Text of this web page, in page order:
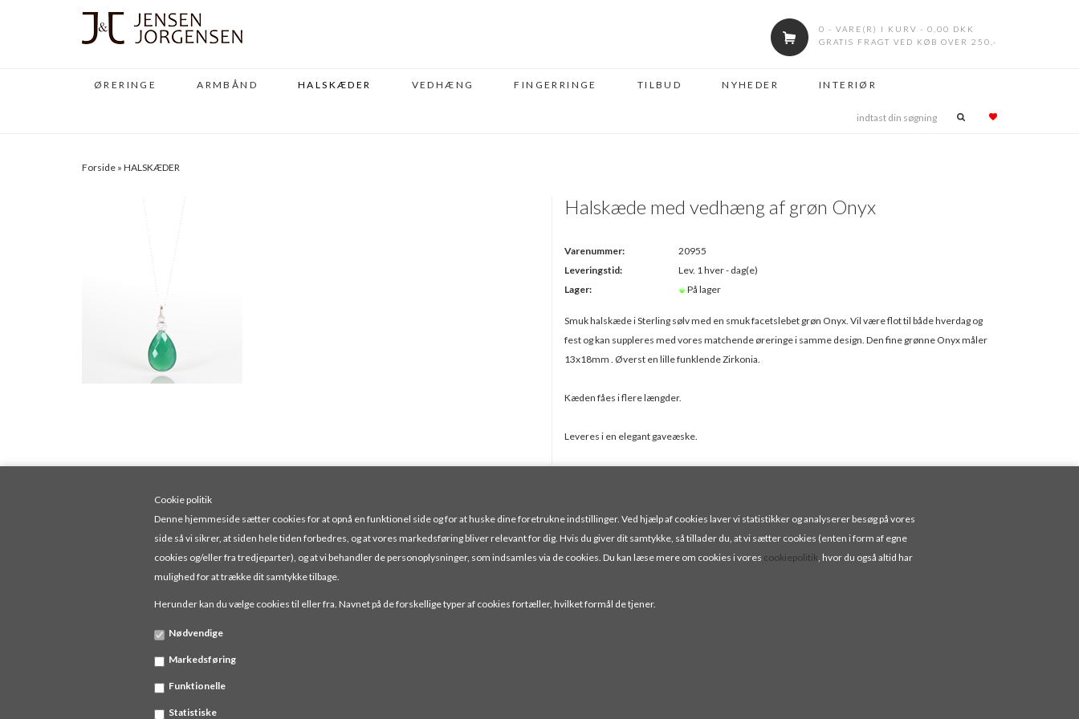
Cookie politik
Denne hjemmeside sætter cookies for at opnå en funktionel side og for at huske dine foretrukne indstillinger. Ved hjælp af cookies laver vi statistikker og analyserer besøg på vores
side så vi sikrer, at siden hele tiden forbedres, og at vores markedsføring bliver relevant for dig. Hvis du giver dit samtykke, så tillader du, at vi sætter cookies (enten i form af egne
cookies og/eller fra tredjeparter), og at vi behandler de personoplysninger, som indsamles via de cookies. Du kan læse mere om cookies i vores cookiepolitik, hvor du også altid har
mulighed for at trække dit samtykke tilbage.
Herunder kan du vælge cookies til eller fra. Navnet på de forskellige typer af cookies fortæller, hvilket formål de tjener.
Nødvendige
Markedsføring
Funktionelle
Statistiske
0 - VARE(R) I KURV - 0,00 DKK
GRATIS FRAGT VED KØB OVER 250,-
ØRERINGE ARMBÅND HALSKÆDER VEDHÆNG FINGERRINGE TILBUD NYHEDER INTERIØR
Forside » HALSKÆDER
Halskæde med vedhæng af grøn Onyx
Varenummer:
20955
Leveringstid:
Lev. 1 hver - dag(e)
Lager:
På lager
Smuk halskæde i Sterling sølv med en smuk facetslebet grøn Onyx. Vil være flot til både hverdag og
fest og kan suppleres med vores matchende øreringe i samme design. Den fine grønne Onyx måler
13x18mm . Øverst en lille funklende Zirkonia.
Kæden fåes i flere længder.
Leveres i en elegant gaveæske.
Pris ved 1 Stk
JENSEN & JORGENSEN